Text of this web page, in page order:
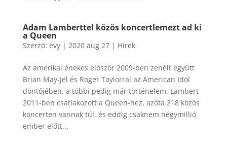
​Adam Lamberttel közös koncertlemezt ad ki
a Queen
Szerző: evy| 2020 aug 27| Hírek
Az amerikai énekes először 2009-ben zenélt együtt
Brian May-jel és Roger Taylorral az American Idol
döntőjében, a többi pedig már történelem. Lambert
2011-ben csatlakozott a Queen-hez, azóta 218 közös
koncerten vannak túl, és eddig csaknem négymillió
ember előtt...